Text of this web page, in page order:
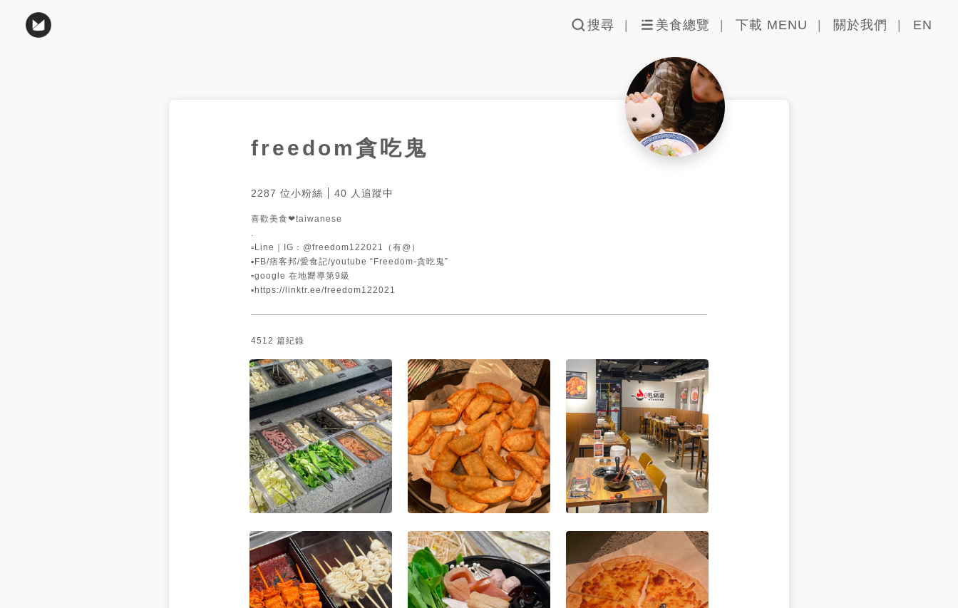
搜尋 美食總覽 下載 MENU 關於我們 EN
freedom貪吃鬼
2287 位小粉絲 40 人追蹤中
喜歡美食❤taiwanese
.
▫️Line｜IG：@freedom122021（有@）
▪️FB/痞客邦/愛食記/youtube “Freedom-貪吃鬼”
▫️google 在地嚮導第9級
▪️https://linktr.ee/freedom122021
4512 篇紀錄